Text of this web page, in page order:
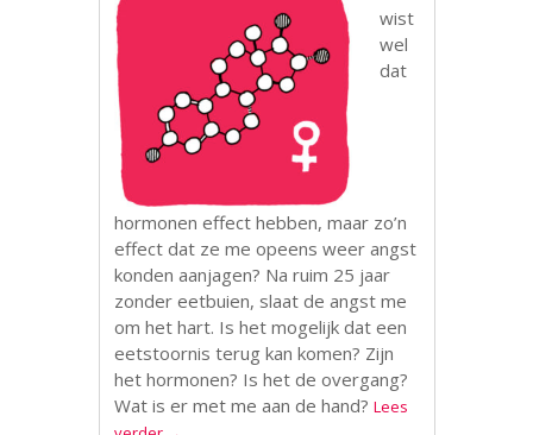
wist
wel
dat
hormonen effect hebben, maar zo’n
effect dat ze me opeens weer angst
konden aanjagen? Na ruim 25 jaar
zonder eetbuien, slaat de angst me
om het hart. Is het mogelijk dat een
eetstoornis terug kan komen? Zijn
het hormonen? Is het de overgang?
Wat is er met me aan de hand?Lees